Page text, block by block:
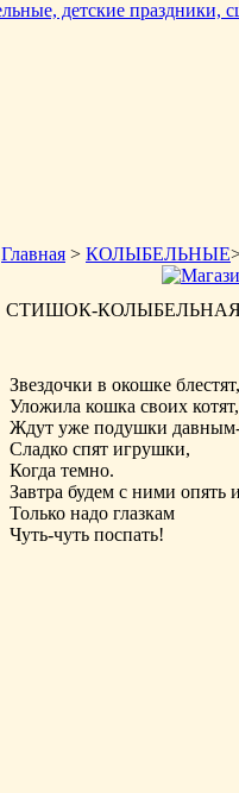
Главная > КОЛЫБЕЛЬНЫЕ
СТИШОК-КОЛЫБЕЛЬНАЯ.
Звездочки в окошке
Уложила кошка своих котят,
Ждут уже подушки
Сладко спят игрушки,
Когда темно.
Завтра будем с ними опять
Только надо глазкам
Чуть-чуть поспать!